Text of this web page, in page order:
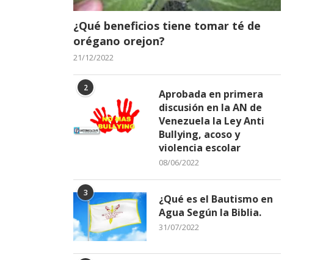
¿Qué beneficios tiene tomar té de
orégano orejon?
21/12/2022
2
Aprobada en primera
discusión en la AN de
Venezuela la Ley Anti
Bullying, acoso y
violencia escolar
08/06/2022
3
¿Qué es el Bautismo en
Agua Según la Biblia.
31/07/2022